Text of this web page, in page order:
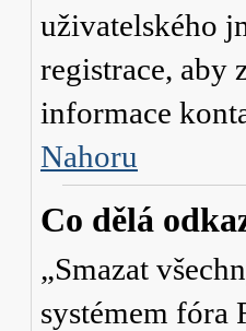
uživatelského
registrace, aby
informace
Nahoru
Co dělá
„Smazat
systémem fóra